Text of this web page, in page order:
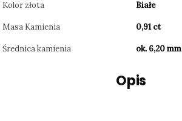
Kolor złota Białe
Masa Kamienia 0,91 ct
Średnica kamienia ok. 6,20 mm
Opis